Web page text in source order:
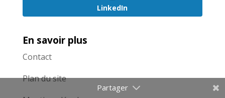
LinkedIn
En savoir plus
Contact
Plan du site